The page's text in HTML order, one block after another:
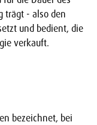
trägt - also den
und bedient, die
verkauft.
bezeichnet, bei